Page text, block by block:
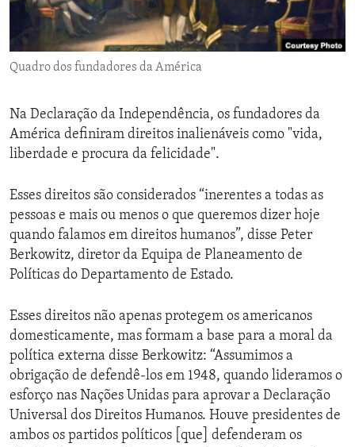
ENVIRONMENT AND HEALTH
IDEALS AND INSTITUTIONS
Quadro dos fundadores da América
Na Declaração da Independência, os fundadores da
América definiram direitos inalienáveis como "vida,
liberdade e procura da felicidade".
Esses direitos são considerados “inerentes a todas as
pessoas e mais ou menos o que queremos dizer hoje
quando falamos em direitos humanos”, disse Peter
Berkowitz, diretor da Equipa de Planeamento de
Políticas do Departamento de Estado.
Esses direitos não apenas protegem os americanos
domesticamente, mas formam a base para a moral da
política externa disse Berkowitz: “Assumimos a
obrigação de defendê-los em 1948, quando lideramos o
esforço nas Nações Unidas para aprovar a Declaração
Universal dos Direitos Humanos. Houve presidentes de
ambos os partidos políticos [que] defenderam os